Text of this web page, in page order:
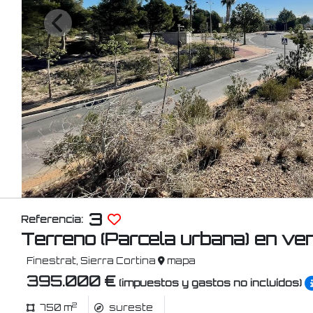
Referencia: 3
Terreno (Parcela urbana) en
Finestrat, Sierra Cortina mapa
395.000 € (impuestos y gastos no incluídos)
750 m2 sureste